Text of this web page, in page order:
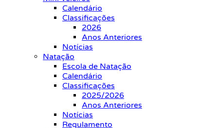
Calendário
Classificações
2026
Anos Anteriores
Notícias
Natação
Escola de Natação
Calendário
Classificações
2025/2026
Anos Anteriores
Notícias
Regulamento